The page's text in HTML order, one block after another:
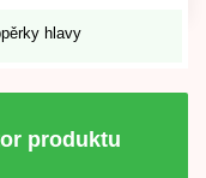
hlavy
produktu